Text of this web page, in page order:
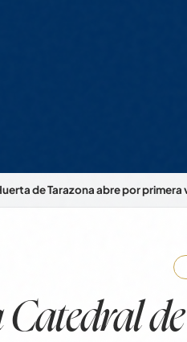
de Tarazona abre por
Catedral